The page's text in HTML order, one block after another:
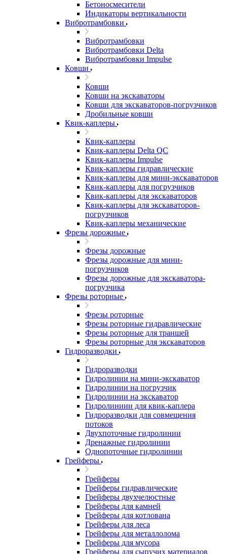
Бетоносмесители
Индикаторы вертикальности
Вибротрамбовки
Вибротрамбовки
Вибротрамбовки Delta
Вибротрамбовки Impulse
Ковши
Ковши
Ковши на экскаваторы
Ковши для экскаваторов-погрузчиков
Дробильные ковши
Квик-каплеры
Квик-каплеры
Квик-каплеры Delta QC
Квик-каплеры Impulse
Квик-каплеры гидравлические
Квик-каплеры для мини-экскаваторов
Квик-каплеры для погрузчиков
Квик-каплеры для экскаваторов
Квик-каплеры для экскаваторов-
погрузчиков
Квик-каплеры механические
Фрезы дорожные
Фрезы дорожные
Фрезы дорожные для мини-
погрузчиков
Фрезы дорожные для экскаватора-
погрузчика
Фрезы роторные
Фрезы роторные
Фрезы роторные гидравлические
Фрезы роторные для траншей
Фрезы роторные для экскаваторов
Гидроразводки
Гидроразводки
Гидролинии на мини-экскаватор
Гидролинии на погрузчик
Гидролинии на экскаватор
Гидролиниии для квик-каплера
Гидроразводки для совмещения
потоков
Двухпоточные гидролинии
Дренажные гидролинии
Однопоточные гидролинии
Грейферы
Грейферы
Грейферы гидравлические
Грейферы двухчелюстные
Грейферы для камней
Грейферы для котлована
Грейферы для леса
Грейферы для металлолома
Грейферы для мусора
Грейферы для сыпучих материалов